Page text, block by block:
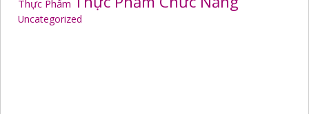
Thực Phẩm
Uncategorized